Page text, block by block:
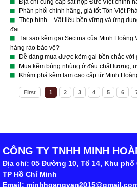
Phân phối chính hãng, giá tốt Tôn Việt
Thép hình – Vật liệu bền vững và ứng
đại
Tại sao kẽm gai Sectina của Minh Hoàng
hàng rào bảo vệ?
Dễ dàng mua được kẽm gai bền chắc với
Mua kẽm bùng nhùng ở đâu chất lượng,
Khám phá kẽm lam cao cấp từ Minh
First 1 2 3 4 5 6
CÔNG TY TNHH MINH
Địa chỉ: 05 Đường 10, Tổ 14, Khu phố
TP Hồ Chí Minh
Email: